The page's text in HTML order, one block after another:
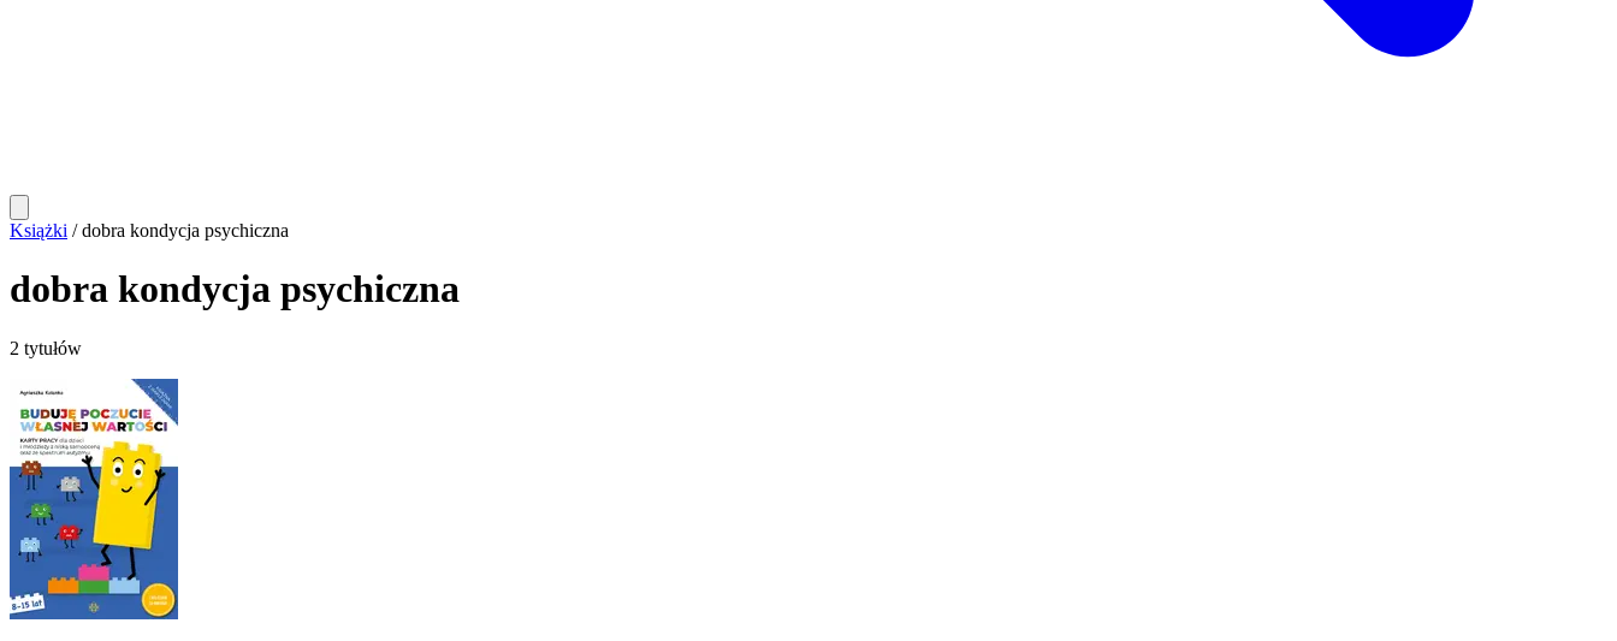
Książki / dobra kondycja psychiczna
dobra kondycja psychiczna
2 tytułów